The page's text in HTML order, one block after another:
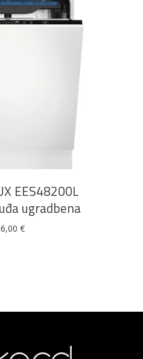
EES48200L
ugradbena
€